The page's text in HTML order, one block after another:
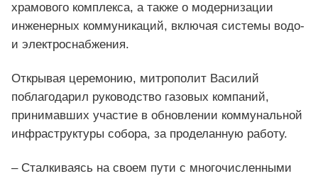
храмового комплекса, а также о модернизации
инженерных коммуникаций, включая системы водо-
и электроснабжения.
Открывая церемонию, митрополит Василий
поблагодарил руководство газовых компаний,
принимавших участие в обновлении коммунальной
инфраструктуры собора, за проделанную работу.
– Сталкиваясь на своем пути с многочисленными